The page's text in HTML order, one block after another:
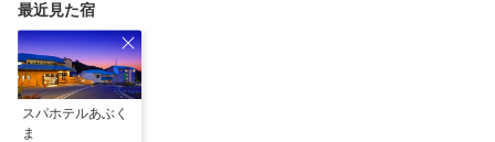
最近見た宿
スパホテルあぶく
ま